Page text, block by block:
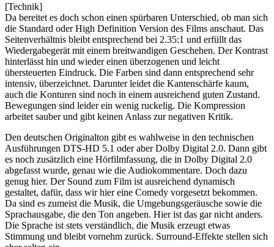
[Technik]
Da bereitet es doch schon einen spürbaren Unterschied, ob man sich
die Standard oder High Definition Version des Films anschaut. Das
Seitenverhältnis bleibt entsprechend bei 2.35:1 und erfüllt das
Wiedergabegerät mit einem breitwandigen Geschehen. Der Kontrast
hinterlässt hin und wieder einen überzogenen und leicht
übersteuerten Eindruck. Die Farben sind dann entsprechend sehr
intensiv, überzeichnet. Darunter leidet die Kantenschärfe kaum,
auch die Konturen sind noch in einem ausreichend guten Zustand.
Bewegungen sind leider ein wenig ruckelig. Die Kompression
arbeitet sauber und gibt keinen Anlass zur negativen Kritik.
Den deutschen Originalton gibt es wahlweise in den technischen
Ausführungen DTS-HD 5.1 oder aber Dolby Digital 2.0. Dann gibt
es noch zusätzlich eine Hörfilmfassung, die in Dolby Digital 2.0
abgefasst wurde, genau wie die Audiokommentare. Doch dazu
genug hier. Der Sound zum Film ist ausreichend dynamisch
gestaltet, dafür, dass wir hier eine Comedy vorgesetzt bekommen.
Da sind es zumeist die Musik, die Umgebungsgeräusche sowie die
Sprachausgabe, die den Ton angeben. Hier ist das gar nicht anders.
Die Sprache ist stets verständlich, die Musik erzeugt etwas
Stimmung und bleibt vornehm zurück. Surround-Effekte stellen sich